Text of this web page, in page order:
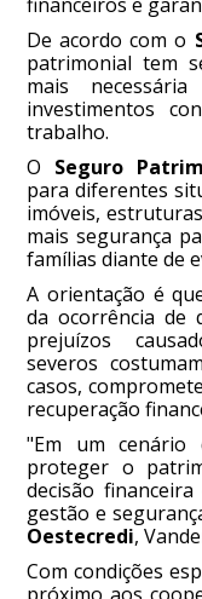
De acordo com o
patrimonial tem
mais
investimentos
trabalho.
O Seguro
para diferentes
imóveis,
mais segurança
famílias diante de
A orientação é
da ocorrência de
prejuízos
severos
casos,
recuperação
"Em um cenário
proteger o
decisão
gestão e
Oestecredi,
Com condições